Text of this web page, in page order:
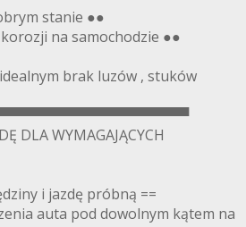
stanie ●●
na samochodzie ●●
brak luzów , stuków
DLA WYMAGAJĄCYCH
i jazdę próbną ==
auta pod dowolnym kątem na